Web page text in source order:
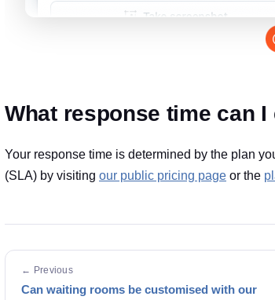
What response time can I
Your response time is determined by the plan
(SLA) by visiting our public pricing page or the
← Previous
Can waiting rooms be customised with our